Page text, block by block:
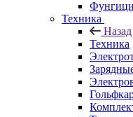
Техника
Назад
Техника